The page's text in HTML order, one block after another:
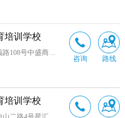
培训学校
咨询 路线
培训学校